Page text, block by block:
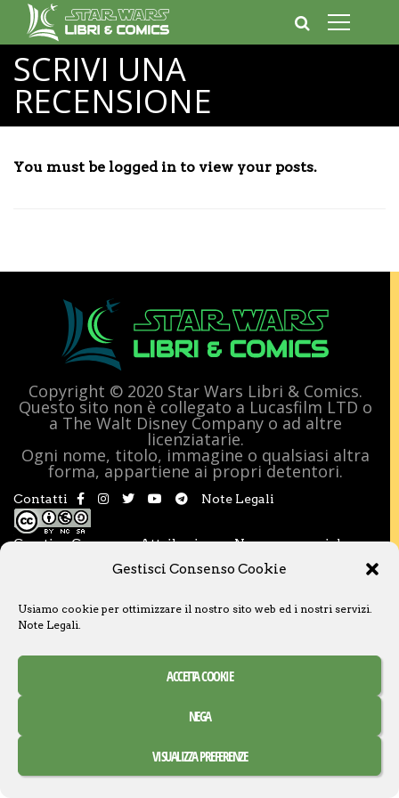
Gestisci Consenso Cookie
Usiamo cookie per ottimizzare il nostro sito web ed i nostri servizi.
Note Legali.
ACCETTA COOKIE
NEGA
VISUALIZZA PREFERENZE
SCRIVI UNA
RECENSIONE
You must be logged in to view your posts.
Copyright © 2020 Star Wars Libri & Comics.
Questo sito non è collegato a Lucasfilm LTD o
a The Walt Disney Company o ad altre
licenziatarie.
Ogni nome, titolo, immagine o qualsiasi altra
forma, appartiene ai propri detentori.
Contatti Note Legali
Creative Commons Attribuzione – Non commerciale –